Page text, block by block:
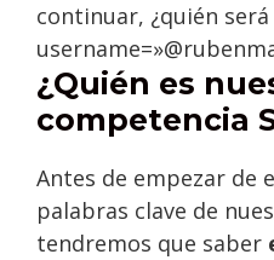
continuar, ¿quién
¿Quién es
competencia
Antes de empezar de
palabras clave de
tendremos que saber